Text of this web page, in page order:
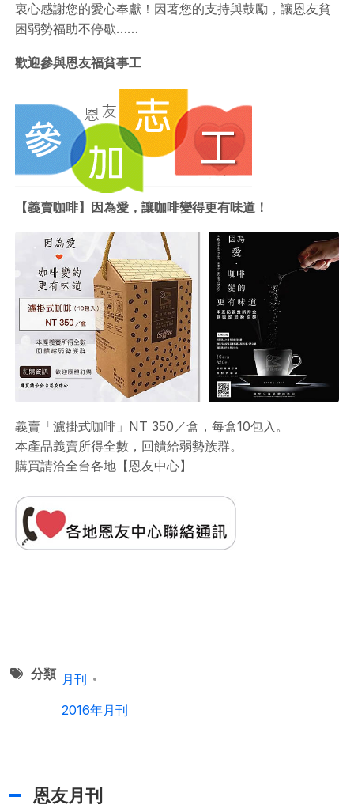
衷心感謝您的愛心奉獻！因著您的支持與鼓勵，讓恩友貧
困弱勢福助不停歇……
歡迎參與恩友福貧事工
【義賣咖啡】因為愛，讓咖啡變得更有味道！
義賣「濾掛式咖啡」NT 350／盒，每盒10包入。
本產品義賣所得全數，回饋給弱勢族群。
購買請洽全台各地【恩友中心】
分類 月刊
2016年月刊
恩友月刊